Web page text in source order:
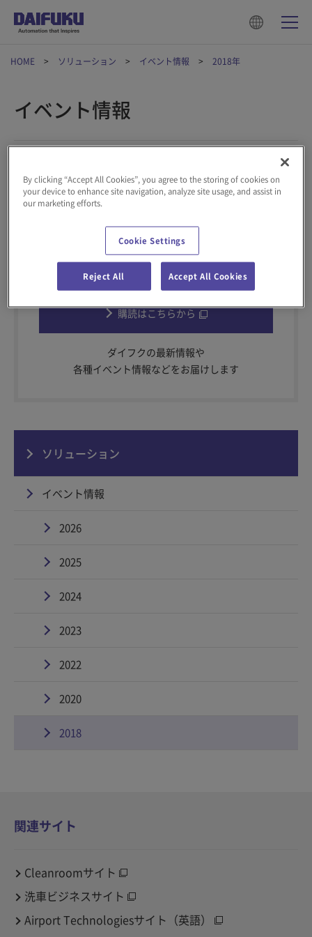
HOME ソリューション イベント情報 2018年
イベント情報
「国際物流総合展2018」出展のお知らせ
メールマガジン
購読はこちらから
ダイフクの最新情報や
各種イベント情報などをお届けします
ソリューション
イベント情報
2026
2025
2024
2023
2022
2020
2018
関連サイト
Cleanroomサイト
洗車ビジネスサイト
Airport Technologiesサイト（英語）
By clicking “Accept All Cookies”, you agree to the storing of cookies on
your device to enhance site navigation, analyze site usage, and assist in
our marketing efforts.
Cookie Settings
Reject All Accept All Cookies